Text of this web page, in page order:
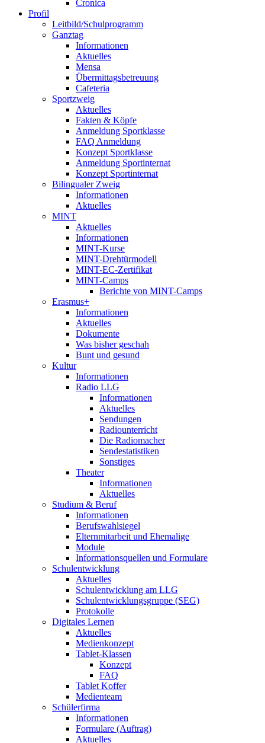
Cronica
Profil
Leitbild/Schulprogramm
Ganztag
Informationen
Aktuelles
Mensa
Übermittagsbetreuung
Cafeteria
Sportzweig
Aktuelles
Fakten & Köpfe
Anmeldung Sportklasse
FAQ Anmeldung
Konzept Sportklasse
Anmeldung Sportinternat
Konzept Sportinternat
Bilingualer Zweig
Informationen
Aktuelles
MINT
Aktuelles
Informationen
MINT-Kurse
MINT-Drehtürmodell
MINT-EC-Zertifikat
MINT-Camps
Berichte von MINT-Camps
Erasmus+
Informationen
Aktuelles
Dokumente
Was bisher geschah
Bunt und gesund
Kultur
Informationen
Radio LLG
Informationen
Aktuelles
Sendungen
Radiounterricht
Die Radiomacher
Sendestatistiken
Sonstiges
Theater
Informationen
Aktuelles
Studium & Beruf
Informationen
Berufswahlsiegel
Elternmitarbeit und Ehemalige
Module
Informationsquellen und Formulare
Schulentwicklung
Aktuelles
Schulentwicklung am LLG
Schulentwicklungsgruppe (SEG)
Protokolle
Digitales Lernen
Aktuelles
Medienkonzept
Tablet-Klassen
Konzept
FAQ
Tablet Koffer
Medienteam
Schülerfirma
Informationen
Formulare (Auftrag)
Aktuelles